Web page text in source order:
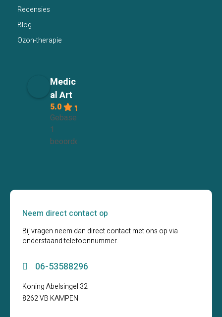
Recensies
Blog
Ozon-therapie
Medic
al Art
5.0
Gebaseerd op
1
beoordelingen
Neem direct contact op
Bij vragen neem dan direct contact met ons op via
onderstaand telefoonnummer.
06-53588296
Koning Abelsingel 32
8262 VB KAMPEN